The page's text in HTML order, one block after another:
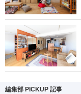
編集部 PICKUP 記事